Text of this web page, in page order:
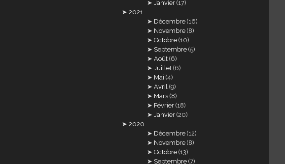
Janvier (17)
2021
Décembre (16)
Novembre (8)
Octobre (10)
Septembre (5)
Août (6)
Juillet (6)
Mai (4)
Avril (9)
Mars (8)
Février (18)
Janvier (20)
2020
Décembre (12)
Novembre (8)
Octobre (13)
Septembre (7)